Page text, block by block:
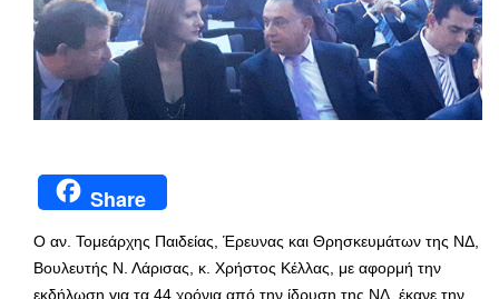
Share
Ο αν. Τομεάρχης Παιδείας, Έρευνας και Θρησκευμάτων της ΝΔ,
Βουλευτής Ν. Λάρισας, κ. Χρήστος Κέλλας, με αφορμή την
εκδήλωση για τα 44 χρόνια από την ίδρυση της ΝΔ, έκανε την